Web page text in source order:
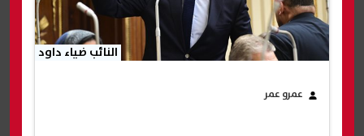
النائب ضياء داود
عمرو عمر